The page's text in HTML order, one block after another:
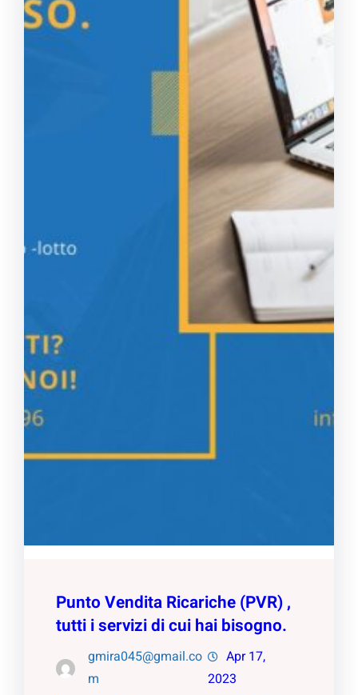
Punto Vendita Ricariche (PVR) ,
tutti i servizi di cui hai bisogno.
gmira045@gmail.co
m
Apr 17,
2023